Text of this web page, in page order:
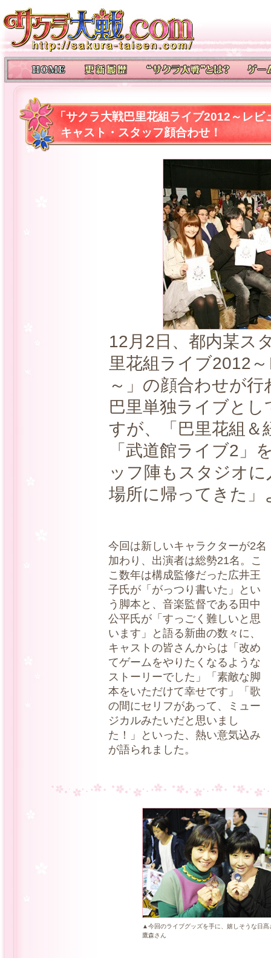
「サクラ大戦巴里花組ライブ2012～レ
キャスト・スタッフ顔合わせ！
12月2日、都内某ス
里花組ライブ2012
～」の顔合わせが
巴里単独ライブと
すが、「巴里花組＆
「武道館ライブ2」
ッフ陣もスタジオ
場所に帰ってきた」
今回は新しいキャラクターが2名
加わり、出演者は総勢21名。こ
こ数年は構成監修だった広井王
子氏が「がっつり書いた」とい
う脚本と、音楽監督である田中
公平氏が「すっごく難しいと思
います」と語る新曲の数々に、
キャストの皆さんからは「改め
てゲームをやりたくなるような
ストーリーでした」「素敵な脚
本をいただけて幸せです」「歌
の間にセリフがあって、ミュー
ジカルみたいだと思いまし
た！」といった、熱い意気込み
が語られました。
▲今回のライブグッズを手に、嬉しそうな日髙
鷹森さん